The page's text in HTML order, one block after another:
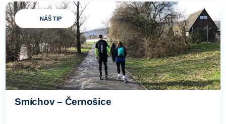
NÁŠ TIP
Smíchov – Černošice